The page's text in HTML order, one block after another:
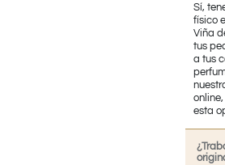
Sí,
físico
Viña
tus
a tus
esta